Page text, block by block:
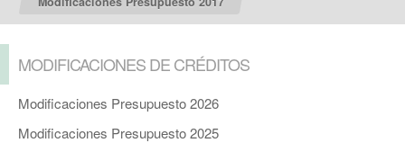
MODIFICACIONES DE CRÉDITOS
Modificaciones Presupuesto 2026
Modificaciones Presupuesto 2025